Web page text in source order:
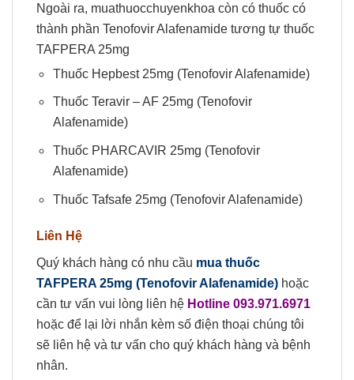
Ngoài ra, muathuocchuyenkhoa còn có thuốc có
thành phần Tenofovir Alafenamide tương tự thuốc
TAFPERA 25mg
Thuốc Hepbest 25mg (Tenofovir Alafenamide)
Thuốc Teravir – AF 25mg (Tenofovir
Alafenamide)
Thuốc PHARCAVIR 25mg (Tenofovir
Alafenamide)
Thuốc Tafsafe 25mg (Tenofovir Alafenamide)
Liên Hệ
Quý khách hàng có nhu cầu mua thuốc
TAFPERA 25mg (Tenofovir Alafenamide) hoặc
cần tư vấn vui lòng liên hệ Hotline 093.971.6971
hoặc để lại lời nhắn kèm số điện thoại chúng tôi
sẽ liên hệ và tư vấn cho quý khách hàng và bệnh
nhân.